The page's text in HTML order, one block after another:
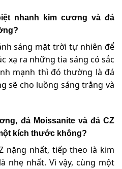
nhanh kim cương và đá
sáng mặt trời tự nhiên để
xạ ra những tia sáng có sắc
mạnh thì đó thường là đá
sẽ cho luồng sáng trắng và
đá Moissanite và đá CZ
kích thước không?
nặng nhất, tiếp theo là kim
nhẹ nhất. Vì vậy, cùng một